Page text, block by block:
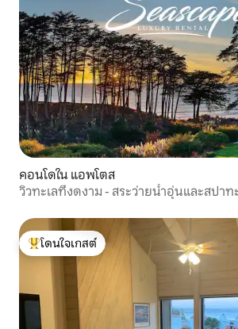
คอนโดใน แอพโตส
วิวทะเลที่งดงาม - สระว่ายน้ำอุ่นและสปาท
โดนใจเกสต์ที่สุด
โดนใจเกสต์